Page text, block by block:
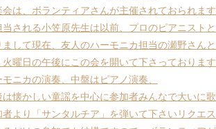
は、ボランティアさんが主催されておられます
当される小笠原先生は以前、プロのピアニスト
まして現在、友人のハーモニカ担当の瀬野さん
火曜日の午後にこの会を開いて下さっております
ニカの演奏、中盤はピアノ演奏、
懐かしい童謡を中心に参加者みんなで大いに歌
より「サンタルチア」を弾いて下さいリクエ